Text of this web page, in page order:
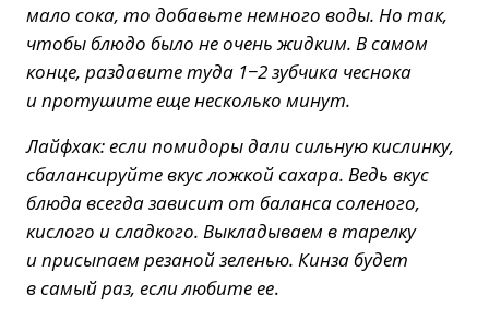
мало сока, то добавьте немного воды. Но так,
чтобы блюдо было не очень жидким. В самом
конце, раздавите туда 1−2 зубчика чеснока
и протушите еще несколько минут.
Лайфхак: если помидоры дали сильную кислинку,
сбалансируйте вкус ложкой сахара. Ведь вкус
блюда всегда зависит от баланса соленого,
кислого и сладкого. Выкладываем в тарелку
и присыпаем резаной зеленью. Кинза будет
в самый раз, если любите ее.